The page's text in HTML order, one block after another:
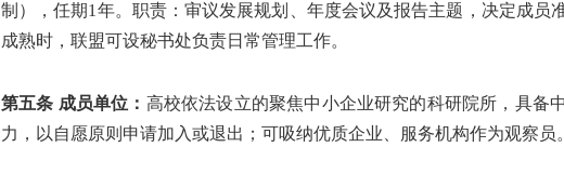
制），任期1年。职责：审议发展规划、年度会议及报告主题，决定成员
成熟时，联盟可设秘书处负责日常管理工作。
第五条 成员单位： 高校依法设立的聚焦中小企业研究的科研院所，具备
力，以自愿原则申请加入或退出；可吸纳优质企业、服务机构作为观察员。